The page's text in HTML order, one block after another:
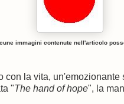
immagini contenute nell'articolo
la vita, un'emozionante
"The hand of hope", la